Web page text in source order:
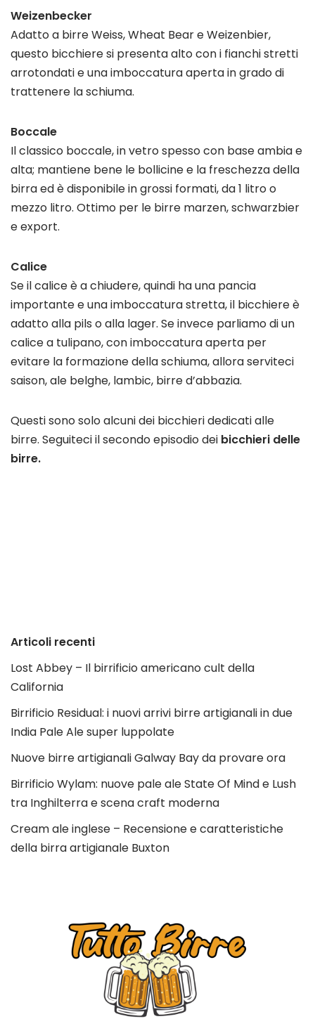
Weizenbecker
Adatto a birre Weiss, Wheat Bear e Weizenbier,
questo bicchiere si presenta alto con i fianchi stretti
arrotondati e una imboccatura aperta in grado di
trattenere la schiuma.
Boccale
Il classico boccale, in vetro spesso con base ambia e
alta; mantiene bene le bollicine e la freschezza della
birra ed è disponibile in grossi formati, da 1 litro o
mezzo litro. Ottimo per le birre marzen, schwarzbier
e export.
Calice
Se il calice è a chiudere, quindi ha una pancia
importante e una imboccatura stretta, il bicchiere è
adatto alla pils o alla lager. Se invece parliamo di un
calice a tulipano, con imboccatura aperta per
evitare la formazione della schiuma, allora serviteci
saison, ale belghe, lambic, birre d’abbazia.
Questi sono solo alcuni dei bicchieri dedicati alle
birre. Seguiteci il secondo episodio dei bicchieri delle
birre.
Articoli recenti
Lost Abbey – Il birrificio americano cult della
California
Birrificio Residual: i nuovi arrivi birre artigianali in due
India Pale Ale super luppolate
Nuove birre artigianali Galway Bay da provare ora
Birrificio Wylam: nuove pale ale State Of Mind e Lush
tra Inghilterra e scena craft moderna
Cream ale inglese – Recensione e caratteristiche
della birra artigianale Buxton